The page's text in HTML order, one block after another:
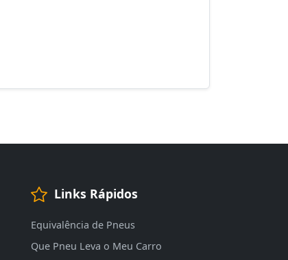
Links Rápidos
Equivalência de Pneus
Que Pneu Leva o Meu Carro